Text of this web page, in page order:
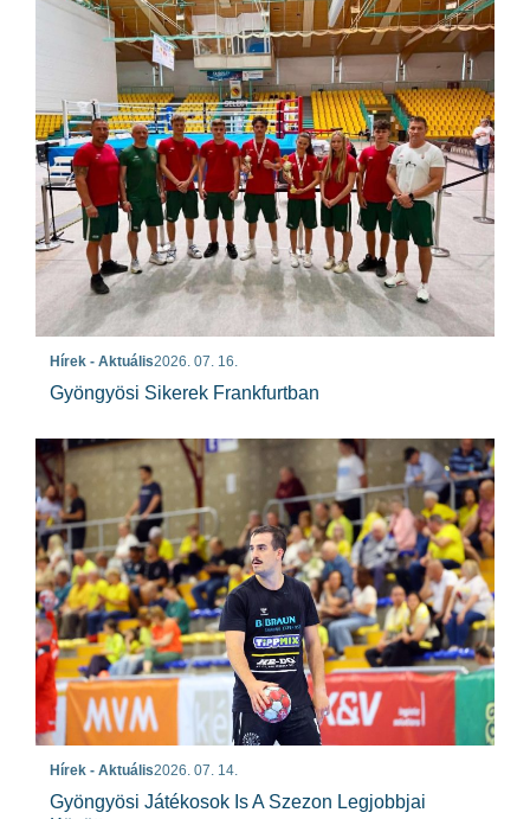
Hírek - Aktuális2026. 07. 16.
Gyöngyösi Sikerek Frankfurtban
Hírek - Aktuális2026. 07. 14.
Gyöngyösi Játékosok Is A Szezon Legjobbjai